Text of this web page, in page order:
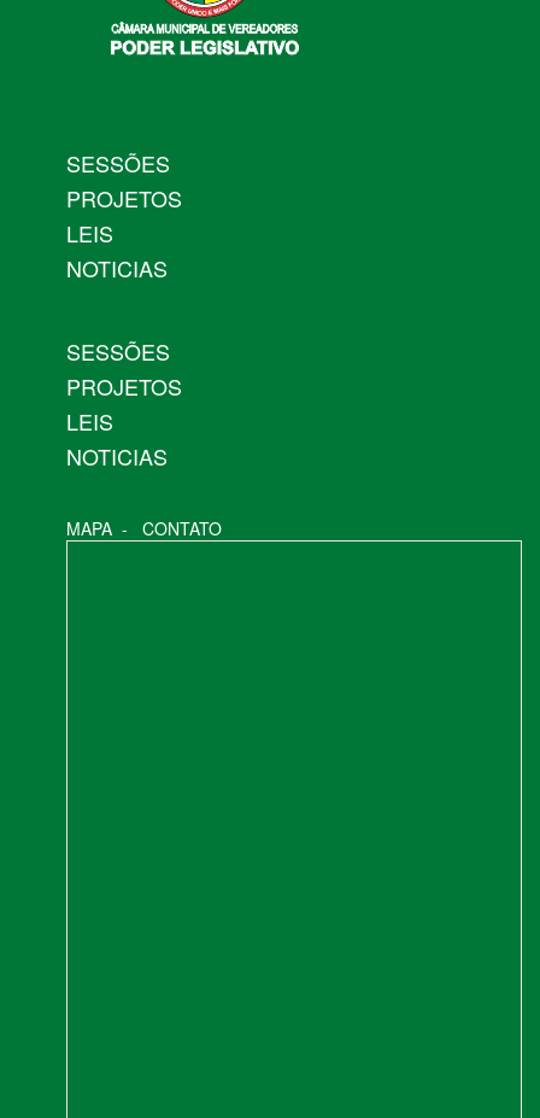
SESSÕES
PROJETOS
LEIS
NOTICIAS
SESSÕES
PROJETOS
LEIS
NOTICIAS
MAPA - CONTATO